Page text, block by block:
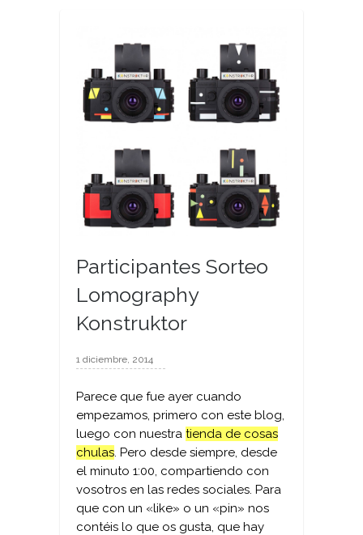
Participantes Sorteo
Lomography
Konstruktor
1 diciembre, 2014
Parece que fue ayer cuando
empezamos, primero con este blog,
luego con nuestra tienda de cosas
chulas. Pero desde siempre, desde
el minuto 1:00, compartiendo con
vosotros en las redes sociales. Para
que con un «like» o un «pin» nos
contéis lo que os gusta, que hay